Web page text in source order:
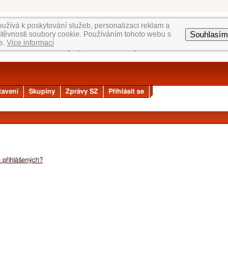
k poskytování služeb, personalizaci reklam a
soubory cookie. Používáním tohoto webu s
Vice informací
Souhlasím
Skupiny Zprávy SZ
Přihlásit se
přihlášených?